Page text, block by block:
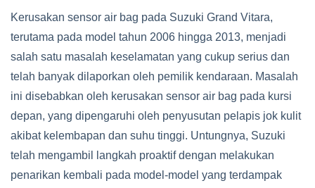
Kerusakan sensor air bag pada Suzuki Grand Vitara,
terutama pada model tahun 2006 hingga 2013, menjadi
salah satu masalah keselamatan yang cukup serius dan
telah banyak dilaporkan oleh pemilik kendaraan. Masalah
ini disebabkan oleh kerusakan sensor air bag pada kursi
depan, yang dipengaruhi oleh penyusutan pelapis jok kulit
akibat kelembapan dan suhu tinggi. Untungnya, Suzuki
telah mengambil langkah proaktif dengan melakukan
penarikan kembali pada model-model yang terdampak